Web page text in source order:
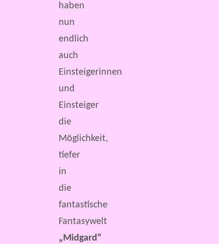
haben
nun
endlich
auch
Einsteigerinnen
und
Einsteiger
die
Möglichkeit,
tiefer
in
die
fantastische
Fantasywelt
„Midgard“